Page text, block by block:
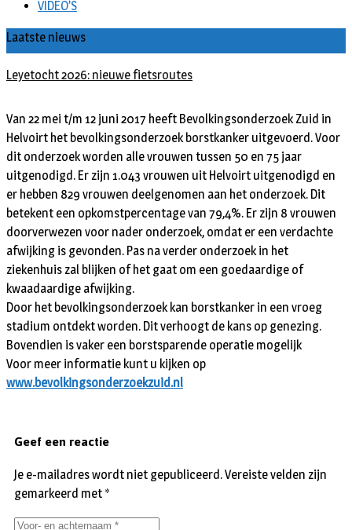
VIDEO’S
Laatste nieuws
Leyetocht 2026: nieuwe fietsroutes
Van 22 mei t/m 12 juni 2017 heeft Bevolkingsonderzoek Zuid in
Helvoirt het bevolkingsonderzoek borstkanker uitgevoerd. Voor
dit onderzoek worden alle vrouwen tussen 50 en 75 jaar
uitgenodigd. Er zijn 1.043 vrouwen uit Helvoirt uitgenodigd en
er hebben 829 vrouwen deelgenomen aan het onderzoek. Dit
betekent een opkomstpercentage van 79,4%. Er zijn 8 vrouwen
doorverwezen voor nader onderzoek, omdat er een verdachte
afwijking is gevonden. Pas na verder onderzoek in het
ziekenhuis zal blijken of het gaat om een goedaardige of
kwaadaardige afwijking.
Door het bevolkingsonderzoek kan borstkanker in een vroeg
stadium ontdekt worden. Dit verhoogt de kans op genezing.
Bovendien is vaker een borstsparende operatie mogelijk
Voor meer informatie kunt u kijken op
www.bevolkingsonderzoekzuid.nl
Geef een reactie
Je e-mailadres wordt niet gepubliceerd.Vereiste velden zijn
gemarkeerd met *